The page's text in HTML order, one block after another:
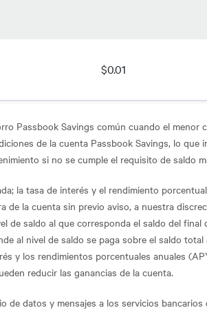
$0.01
Passbook Savings común cuando el menor
de la cuenta Passbook Savings, lo que
si no se cumple el requisito de saldo
la tasa de interés y el rendimiento
de la cuenta sin previo aviso, a nuestra
de saldo al que corresponda el saldo del final
al nivel de saldo se paga sobre el saldo total
y los rendimientos porcentuales anuales
reducir las ganancias de la cuenta.
de datos y mensajes a los servicios bancarios